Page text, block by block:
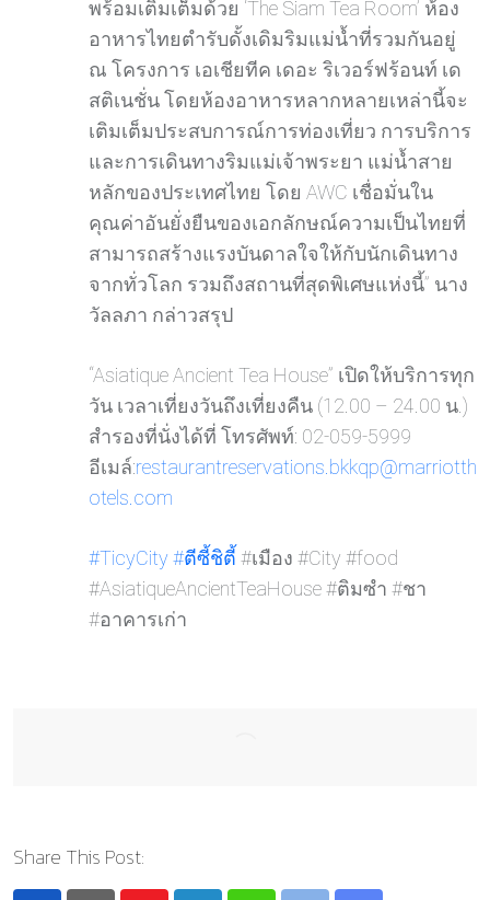
พร้อมเติมเต็มด้วย ‘The Siam Tea Room’ ห้อง
อาหารไทยตำรับดั้งเดิมริมแม่น้ำที่รวมกันอยู่
ณ โครงการ เอเชียทีค เดอะ ริเวอร์ฟร้อนท์ เด
สติเนชั่น โดยห้องอาหารหลากหลายเหล่านี้จะ
เติมเต็มประสบการณ์การท่องเที่ยว การบริการ
และการเดินทางริมแม่เจ้าพระยา แม่น้ำสาย
หลักของประเทศไทย โดย AWC เชื่อมั่นใน
คุณค่าอันยั่งยืนของเอกลักษณ์ความเป็นไทยที่
สามารถสร้างแรงบันดาลใจให้กับนักเดินทาง
จากทั่วโลก รวมถึงสถานที่สุดพิเศษแห่งนี้” นาง
วัลลภา กล่าวสรุป
“Asiatique Ancient Tea House” เปิดให้บริการทุก
วัน เวลาเที่ยงวันถึงเที่ยงคืน (12.00 – 24.00 น.)
สำรองที่นั่งได้ที่ โทรศัพท์: 02-059-5999
อีเมล์:restaurantreservations.bkkqp@marriotth
otels.com
#TicyCity #ตีซี้ชิต ี้ #เมือง #City #food
#AsiatiqueAncientTeaHouse #ติมซำ #ชา
#อาคารเก่า
Share This Post: